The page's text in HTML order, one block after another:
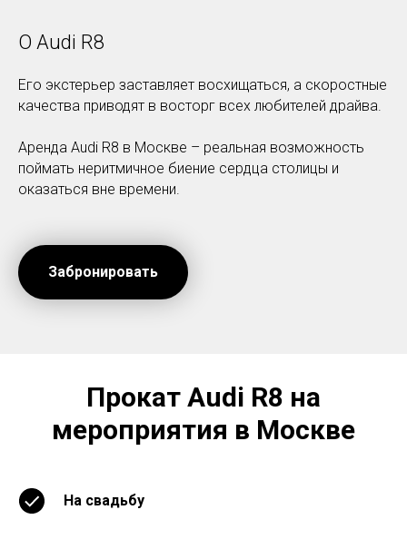
О Audi R8
Его экстерьер заставляет восхищаться, а скоростные
качества приводят в восторг всех любителей драйва.
Аренда Audi R8 в Москве – реальная возможность
поймать неритмичное биение сердца столицы и
оказаться вне времени.
Забронировать
Прокат Audi R8 на
мероприятия в Москве
На свадьбу